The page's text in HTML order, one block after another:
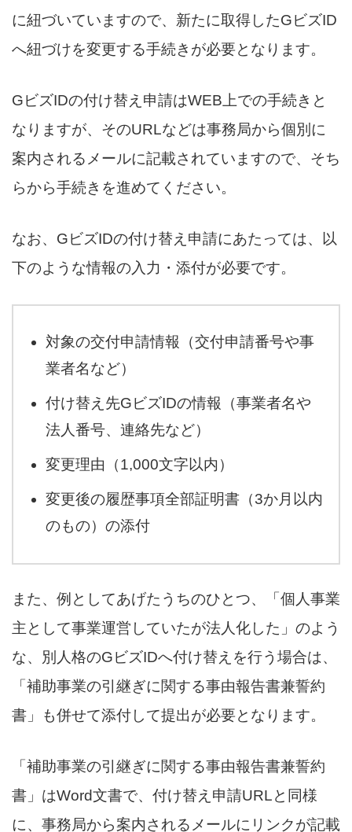
に紐づいていますので、新たに取得したGビズID
へ紐づけを変更する手続きが必要となります。
GビズIDの付け替え申請はWEB上での手続きと
なりますが、そのURLなどは事務局から個別に
案内されるメールに記載されていますので、そち
らから手続きを進めてください。
なお、GビズIDの付け替え申請にあたっては、以
下のような情報の入力・添付が必要です。
対象の交付申請情報（交付申請番号や事
業者名など）
付け替え先GビズIDの情報（事業者名や
法人番号、連絡先など）
変更理由（1,000文字以内）
変更後の履歴事項全部証明書（3か月以内
のもの）の添付
また、例としてあげたうちのひとつ、「個人事業
主として事業運営していたが法人化した」のよう
な、別人格のGビズIDへ付け替えを行う場合は、
「補助事業の引継ぎに関する事由報告書兼誓約
書」も併せて添付して提出が必要となります。
「補助事業の引継ぎに関する事由報告書兼誓約
書」はWord文書で、付け替え申請URLと同様
に、事務局から案内されるメールにリンクが記載